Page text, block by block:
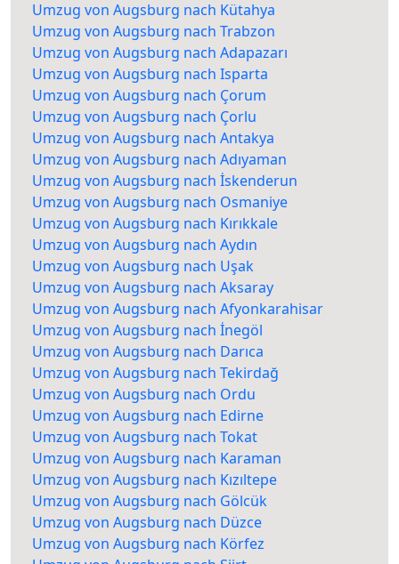
Umzug von Augsburg nach Kütahya
Umzug von Augsburg nach Trabzon
Umzug von Augsburg nach Adapazarı
Umzug von Augsburg nach Isparta
Umzug von Augsburg nach Çorum
Umzug von Augsburg nach Çorlu
Umzug von Augsburg nach Antakya
Umzug von Augsburg nach Adıyaman
Umzug von Augsburg nach İskenderun
Umzug von Augsburg nach Osmaniye
Umzug von Augsburg nach Kırıkkale
Umzug von Augsburg nach Aydın
Umzug von Augsburg nach Uşak
Umzug von Augsburg nach Aksaray
Umzug von Augsburg nach Afyonkarahisar
Umzug von Augsburg nach İnegöl
Umzug von Augsburg nach Darıca
Umzug von Augsburg nach Tekirdağ
Umzug von Augsburg nach Ordu
Umzug von Augsburg nach Edirne
Umzug von Augsburg nach Tokat
Umzug von Augsburg nach Karaman
Umzug von Augsburg nach Kızıltepe
Umzug von Augsburg nach Gölcük
Umzug von Augsburg nach Düzce
Umzug von Augsburg nach Körfez